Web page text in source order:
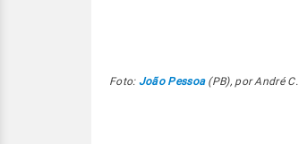
Foto: João Pessoa(PB), por André C.